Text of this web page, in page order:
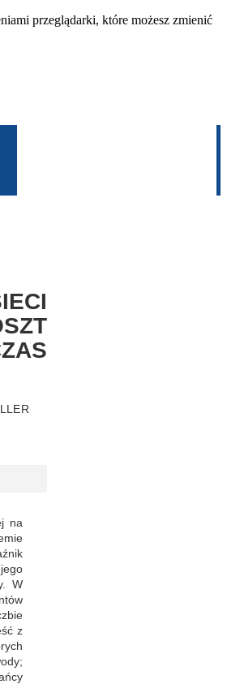
przeglądarki, które możesz zmienić
na
W
z